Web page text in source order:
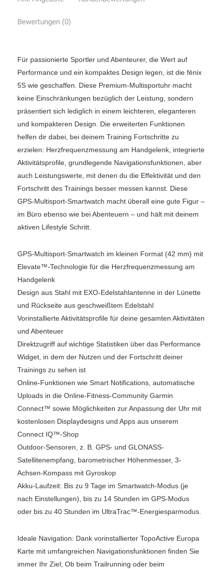
Bewertungen (0)
Für passionierte Sportler und Abenteurer, die Wert auf
Performance und ein kompaktes Design legen, ist die fēnix
5S wie geschaffen. Diese Premium-Multisportuhr macht
keine Einschränkungen bezüglich der Leistung, sondern
präsentiert sich lediglich in einem leichteren, eleganteren
und kompakteren Design. Die erweiterten Funktionen
helfen dir dabei, bei deinem Training Fortschritte zu
erzielen: Herzfrequenzmessung am Handgelenk, integrierte
Aktivitätsprofile, grundlegende Navigationsfunktionen, aber
auch Leistungswerte, mit denen du die Effektivität und den
Fortschritt des Trainings besser messen kannst. Diese
GPS-Multisport-Smartwatch macht überall eine gute Figur –
im Büro ebenso wie bei Abenteuern – und hält mit deinem
aktiven Lifestyle Schritt.
GPS-Multisport-Smartwatch im kleinen Format (42 mm) mit
Elevate™-Technologie für die Herzfrequenzmessung am
Handgelenk
Design aus Stahl mit EXO-Edelstahlantenne in der Lünette
und Rückseite aus geschweißtem Edelstahl
Vorinstallierte Aktivitätsprofile für deine gesamten Aktivitäten
und Abenteuer
Direktzugriff auf wichtige Statistiken über das Performance
Widget, in dem der Nutzen und der Fortschritt deiner
Trainings zu sehen ist
Online-Funktionen wie Smart Notifications, automatische
Uploads in die Online-Fitness-Community Garmin
Connect™ sowie Möglichkeiten zur Anpassung der Uhr mit
kostenlosen Displaydesigns und Apps aus unserem
Connect IQ™-Shop
Outdoor-Sensoren, z. B. GPS- und GLONASS-
Satellitenempfang, barometrischer Höhenmesser, 3-
Achsen-Kompass mit Gyroskop
Akku-Laufzeit: Bis zu 9 Tage im Smartwatch-Modus (je
nach Einstellungen), bis zu 14 Stunden im GPS-Modus
oder bis zu 40 Stunden im UltraTrac™-Energiesparmodus.
Ideale Navigation: Dank vorinstallierter TopoActive Europa
Karte mit umfangreichen Navigationsfunktionen finden Sie
immer Ihr Ziel; Ob beim Trailrunning oder beim